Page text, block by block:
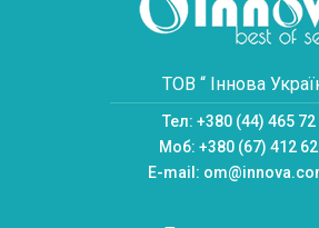
ТОВ “ Іннова
Тел: +380 (44) 465 72
Моб: +380 (67) 412
E-mail: